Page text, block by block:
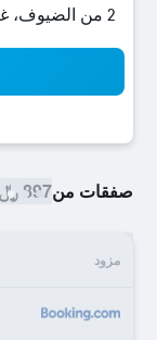
2 من الضيوف، غرفة واحدة
صفقات من897 ﷼
مزود